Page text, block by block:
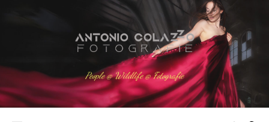
People @ Wildlife @ Fotografie